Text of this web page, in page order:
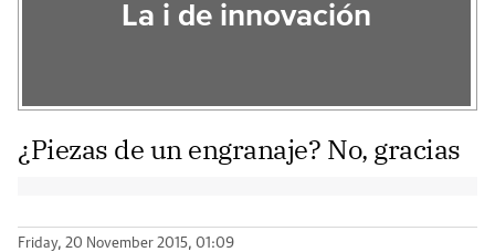
La i de innovación
¿Piezas de un engranaje? No, gracias
Friday, 20 November 2015, 01:09